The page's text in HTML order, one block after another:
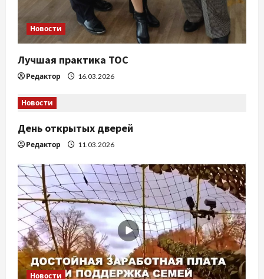
Новости
Лучшая практика ТОС
Редактор 16.03.2026
Новости
День открытых дверей
Редактор 11.03.2026
Новости